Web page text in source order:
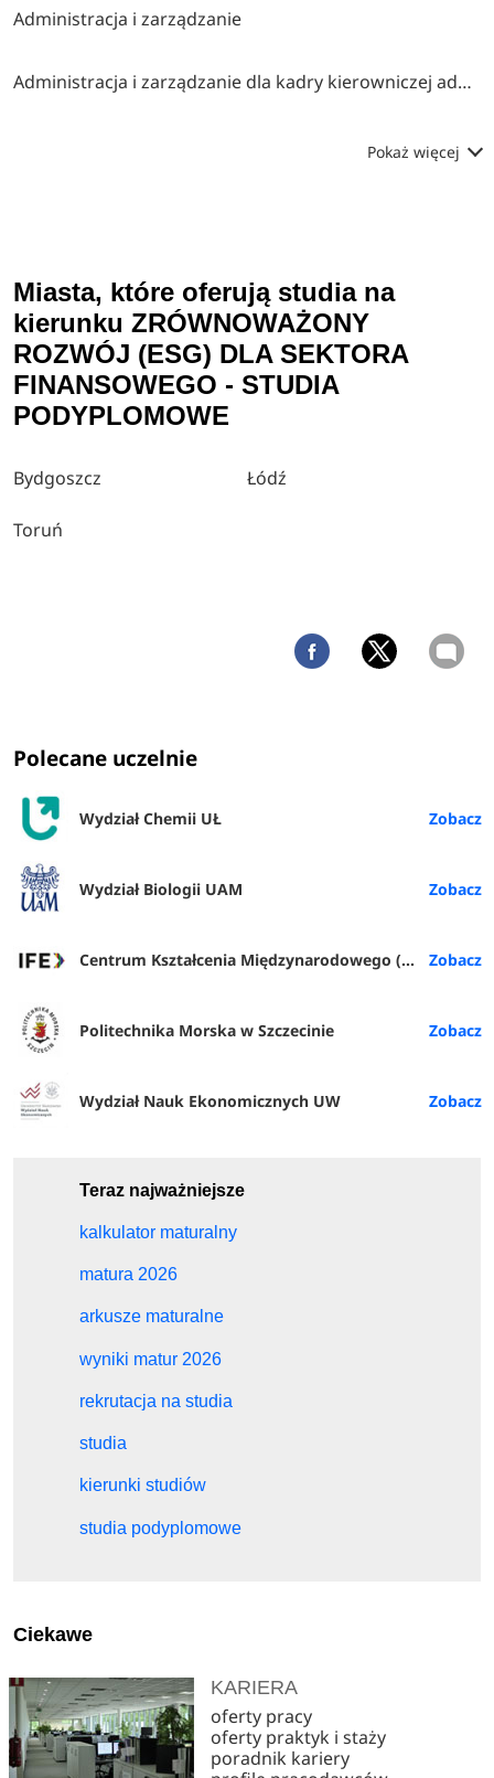
Administracja i zarządzanie
Administracja i zarządzanie dla kadry kierowniczej administracji publicznej
Pokaż więcej
Miasta, które oferują studia na
kierunku ZRÓWNOWAŻONY
ROZWÓJ (ESG) DLA SEKTORA
FINANSOWEGO - STUDIA
PODYPLOMOWE
Bydgoszcz Łódź
Toruń
Polecane uczelnie
Wydział Chemii UŁ
Wydział Biologii UAM
Centrum Kształcenia Międzynarodowego (IFE) PŁ
Politechnika Morska w Szczecinie
Wydział Nauk Ekonomicznych UW
Teraz najważniejsze
kalkulator maturalny
matura 2026
arkusze maturalne
wyniki matur 2026
rekrutacja na studia
studia
kierunki studiów
studia podyplomowe
Ciekawe
KARIERA
oferty pracy
oferty praktyk i staży
poradnik kariery